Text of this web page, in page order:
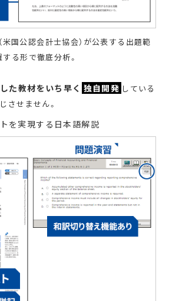
米国公認会計士協会）が公表する出題範
る形で徹底分析。
た教材をいち早く 独自開発 している
させません。
を実現する日本語解説